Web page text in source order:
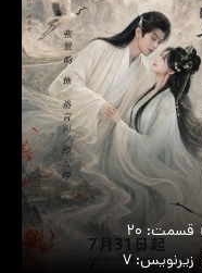
قسمت: ۲۰
زیرنویس: ۷